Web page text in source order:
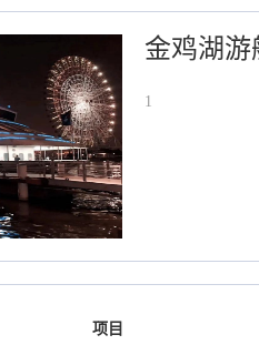
金鸡湖游
1
项目